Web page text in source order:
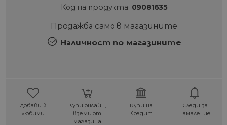
Код на продукта: 09081635
Продажба само в магазините
Наличност по магазините
Добави в
любими
Купи онлайн,
вземи от
магазина
Купи на
Кредит
Следи за
намаление